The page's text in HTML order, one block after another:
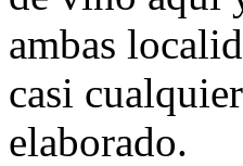
ambas
casi
elaborado.